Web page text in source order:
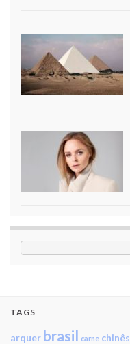
TAGS
arquer brasil carne chinês